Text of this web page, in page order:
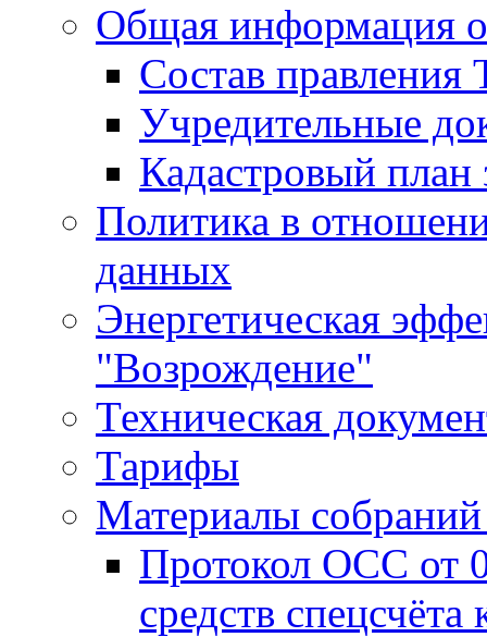
Общая информация
Состав
Учредительные
Кадастровый план
Политика в
данных
Энергетическая
"Возрождение"
Техническая
Тарифы
Материалы
Протокол ОСС от
средств